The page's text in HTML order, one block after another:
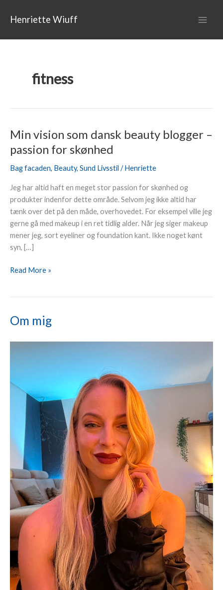
Henriette Wiuff
fitness
Min vision som dansk beauty blogger –
passion for skønhed
Bag facaden, Beauty, Sund Livsstil /Henriette
Jeg har altid haft en meget stor passion for skønhed og
produkter indenfor dette område. Selvom jeg ikke altid har
tænk over det på den måde, overhovedet. For eksempel ville jeg
gerne gå med makeup i en ret tidlig alder. Når jeg siger makeup
mener jeg, sort eyeliner og foundation kant. Ikke noget kønt
syn, […]
Min
som
dansk
blogger
–
passion
for
skønhed
Read More »
Om mig